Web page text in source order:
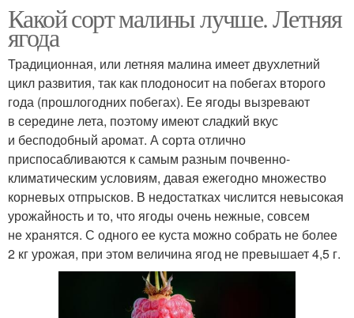
Какой сорт малины лучше. Летняя
ягода
Традиционная, или летняя малина имеет двухлетний
цикл развития, так как плодоносит на побегах второго
года (прошлогодних побегах). Ее ягоды вызревают
в середине лета, поэтому имеют сладкий вкус
и бесподобный аромат. А сорта отлично
приспосабливаются к самым разным почвенно-
климатическим условиям, давая ежегодно множество
корневых отпрысков. В недостатках числится невысокая
урожайность и то, что ягоды очень нежные, совсем
не хранятся. С одного ее куста можно собрать не более
2 кг урожая, при этом величина ягод не превышает 4,5 г.